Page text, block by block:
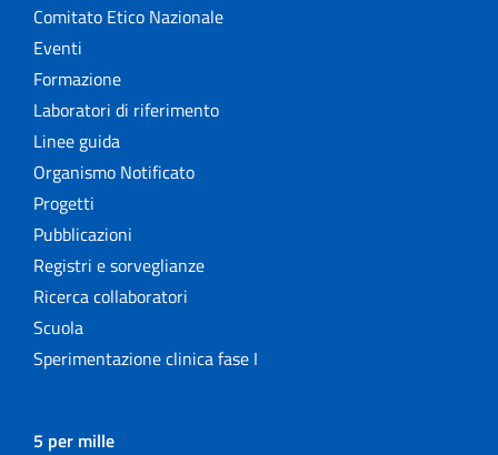
Comitato Etico Nazionale
Eventi
Formazione
Laboratori di riferimento
Linee guida
Organismo Notificato
Progetti
Pubblicazioni
Registri e sorveglianze
Ricerca collaboratori
Scuola
Sperimentazione clinica fase I
5 per mille